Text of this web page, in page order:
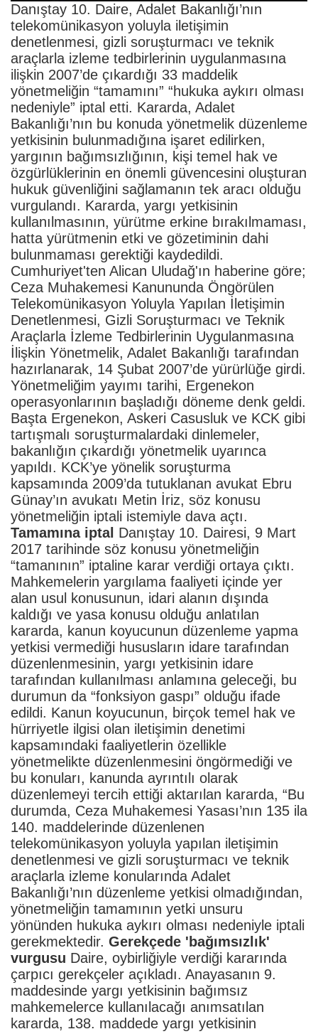
Danıştay 10. Daire, Adalet Bakanlığı’nın
telekomünikasyon yoluyla iletişimin
denetlenmesi, gizli soruşturmacı ve teknik
araçlarla izleme tedbirlerinin uygulanmasına
ilişkin 2007’de çıkardığı 33 maddelik
yönetmeliğin “tamamını” “hukuka aykırı olması
nedeniyle” iptal etti. Kararda, Adalet
Bakanlığı’nın bu konuda yönetmelik düzenleme
yetkisinin bulunmadığına işaret edilirken,
yargının bağımsızlığının, kişi temel hak ve
özgürlüklerinin en önemli güvencesini oluşturan
hukuk güvenliğini sağlamanın tek aracı olduğu
vurgulandı. Kararda, yargı yetkisinin
kullanılmasının, yürütme erkine bırakılmaması,
hatta yürütmenin etki ve gözetiminin dahi
bulunmaması gerektiği kaydedildi.
Cumhuriyet'ten Alican Uludağ'ın haberine göre;
Ceza Muhakemesi Kanununda Öngörülen
Telekomünikasyon Yoluyla Yapılan İletişimin
Denetlenmesi, Gizli Soruşturmacı ve Teknik
Araçlarla İzleme Tedbirlerinin Uygulanmasına
İlişkin Yönetmelik, Adalet Bakanlığı tarafından
hazırlanarak, 14 Şubat 2007’de yürürlüğe girdi.
Yönetmeliğim yayımı tarihi, Ergenekon
operasyonlarının başladığı döneme denk geldi.
Başta Ergenekon, Askeri Casusluk ve KCK gibi
tartışmalı soruşturmalardaki dinlemeler,
bakanlığın çıkardığı yönetmelik uyarınca
yapıldı. KCK’ye yönelik soruşturma
kapsamında 2009’da tutuklanan avukat Ebru
Günay’ın avukatı Metin İriz, söz konusu
yönetmeliğin iptali istemiyle dava açtı.
Tamamına iptal Danıştay 10. Dairesi, 9 Mart
2017 tarihinde söz konusu yönetmeliğin
“tamanının” iptaline karar verdiği ortaya çıktı.
Mahkemelerin yargılama faaliyeti içinde yer
alan usul konusunun, idari alanın dışında
kaldığı ve yasa konusu olduğu anlatılan
kararda, kanun koyucunun düzenleme yapma
yetkisi vermediği hususların idare tarafından
düzenlenmesinin, yargı yetkisinin idare
tarafından kullanılması anlamına geleceği, bu
durumun da “fonksiyon gaspı” olduğu ifade
edildi. Kanun koyucunun, birçok temel hak ve
hürriyetle ilgisi olan iletişimin denetimi
kapsamındaki faaliyetlerin özellikle
yönetmelikte düzenlenmesini öngörmediği ve
bu konuları, kanunda ayrıntılı olarak
düzenlemeyi tercih ettiği aktarılan kararda, “Bu
durumda, Ceza Muhakemesi Yasası’nın 135 ila
140. maddelerinde düzenlenen
telekomünikasyon yoluyla yapılan iletişimin
denetlenmesi ve gizli soruşturmacı ve teknik
araçlarla izleme konularında Adalet
Bakanlığı’nın düzenleme yetkisi olmadığından,
yönetmeliğin tamamının yetki unsuru
yönünden hukuka aykırı olması nedeniyle iptali
gerekmektedir. Gerekçede 'bağımsızlık'
vurgusu Daire, oybirliğiyle verdiği kararında
çarpıcı gerekçeler açıkladı. Anayasanın 9.
maddesinde yargı yetkisinin bağımsız
mahkemelerce kullanılacağı anımsatılan
kararda, 138. maddede yargı yetkisinin